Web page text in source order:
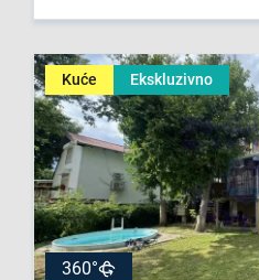
Kuće Ekskluzivno
360°